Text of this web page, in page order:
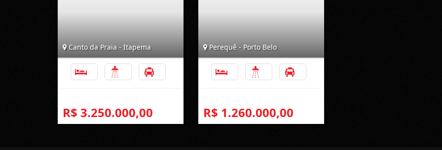
Canto da Praia - Itapema
R$ 3.250.000,00
Perequê - Porto Belo
R$ 1.260.000,00